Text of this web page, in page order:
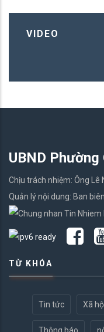
VIDEO
UBND Phường
Chịu trách nhiệm: Ông Lê
Quản lý nội dung: Ban
TỪ KHÓA
Tin tức Xã